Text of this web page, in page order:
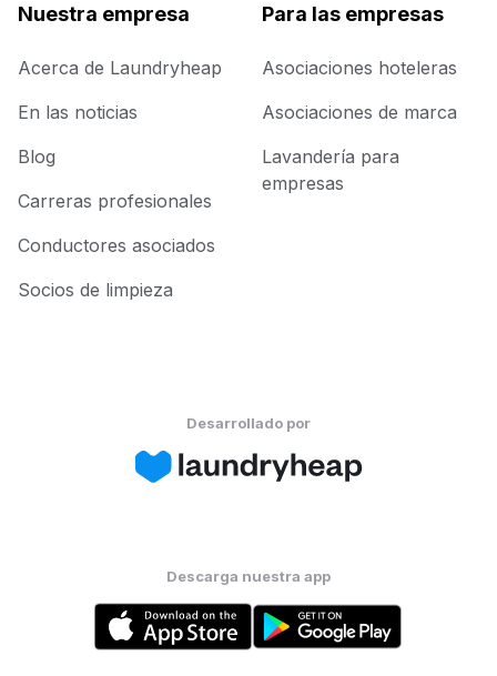
Nuestra empresa
Acerca de Laundryheap
En las noticias
Blog
Carreras profesionales
Conductores asociados
Socios de limpieza
Para las empresas
Asociaciones hoteleras
Asociaciones de marca
Lavandería para
empresas
Desarrollado por
Descarga nuestra app